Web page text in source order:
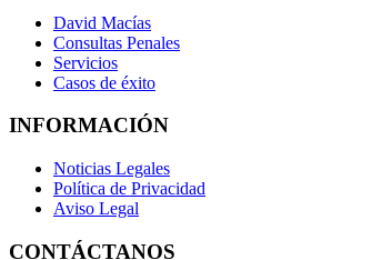
David Macías
Consultas Penales
Servicios
Casos de éxito
INFORMACIÓN
Noticias Legales
Política de Privacidad
Aviso Legal
CONTÁCTANOS